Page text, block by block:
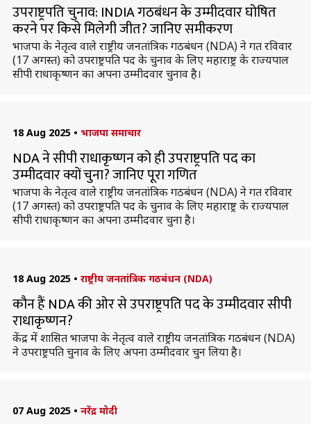
उपराष्ट्रपति चुनाव: INDIA गठबंधन के उम्मीदवार घोषित
करने पर किसे मिलेगी जीत? जानिए समीकरण
भाजपा के नेतृत्व वाले राष्ट्रीय जनतांत्रिक गठबंधन (NDA) ने गत रविवार
(17 अगस्त) को उपराष्ट्रपति पद के चुनाव के लिए महाराष्ट्र के राज्यपाल
सीपी राधाकृष्णन का अपना उम्मीदवार चुनाव है।
18 Aug 2025 • भाजपा समाचार
NDA ने सीपी राधाकृष्णन को ही उपराष्ट्रपति पद का
उम्मीदवार क्यों चुना? जानिए पूरा गणित
भाजपा के नेतृत्व वाले राष्ट्रीय जनतांत्रिक गठबंधन (NDA) ने गत रविवार
(17 अगस्त) को उपराष्ट्रपति पद के चुनाव के लिए महाराष्ट्र के राज्यपाल
सीपी राधाकृष्णन का अपना उम्मीदवार चुना है।
18 Aug 2025 • राष्ट्रीय जनतांत्रिक गठबंधन (NDA)
कौन हैं NDA की ओर से उपराष्ट्रपति पद के उम्मीदवार सीपी
राधाकृष्णन?
केंद्र में शासित भाजपा के नेतृत्व वाले राष्ट्रीय जनतांत्रिक गठबंधन (NDA)
ने उपराष्ट्रपति चुनाव के लिए अपना उम्मीदवार चुन लिया है।
07 Aug 2025 • नरेंद्र मोदी